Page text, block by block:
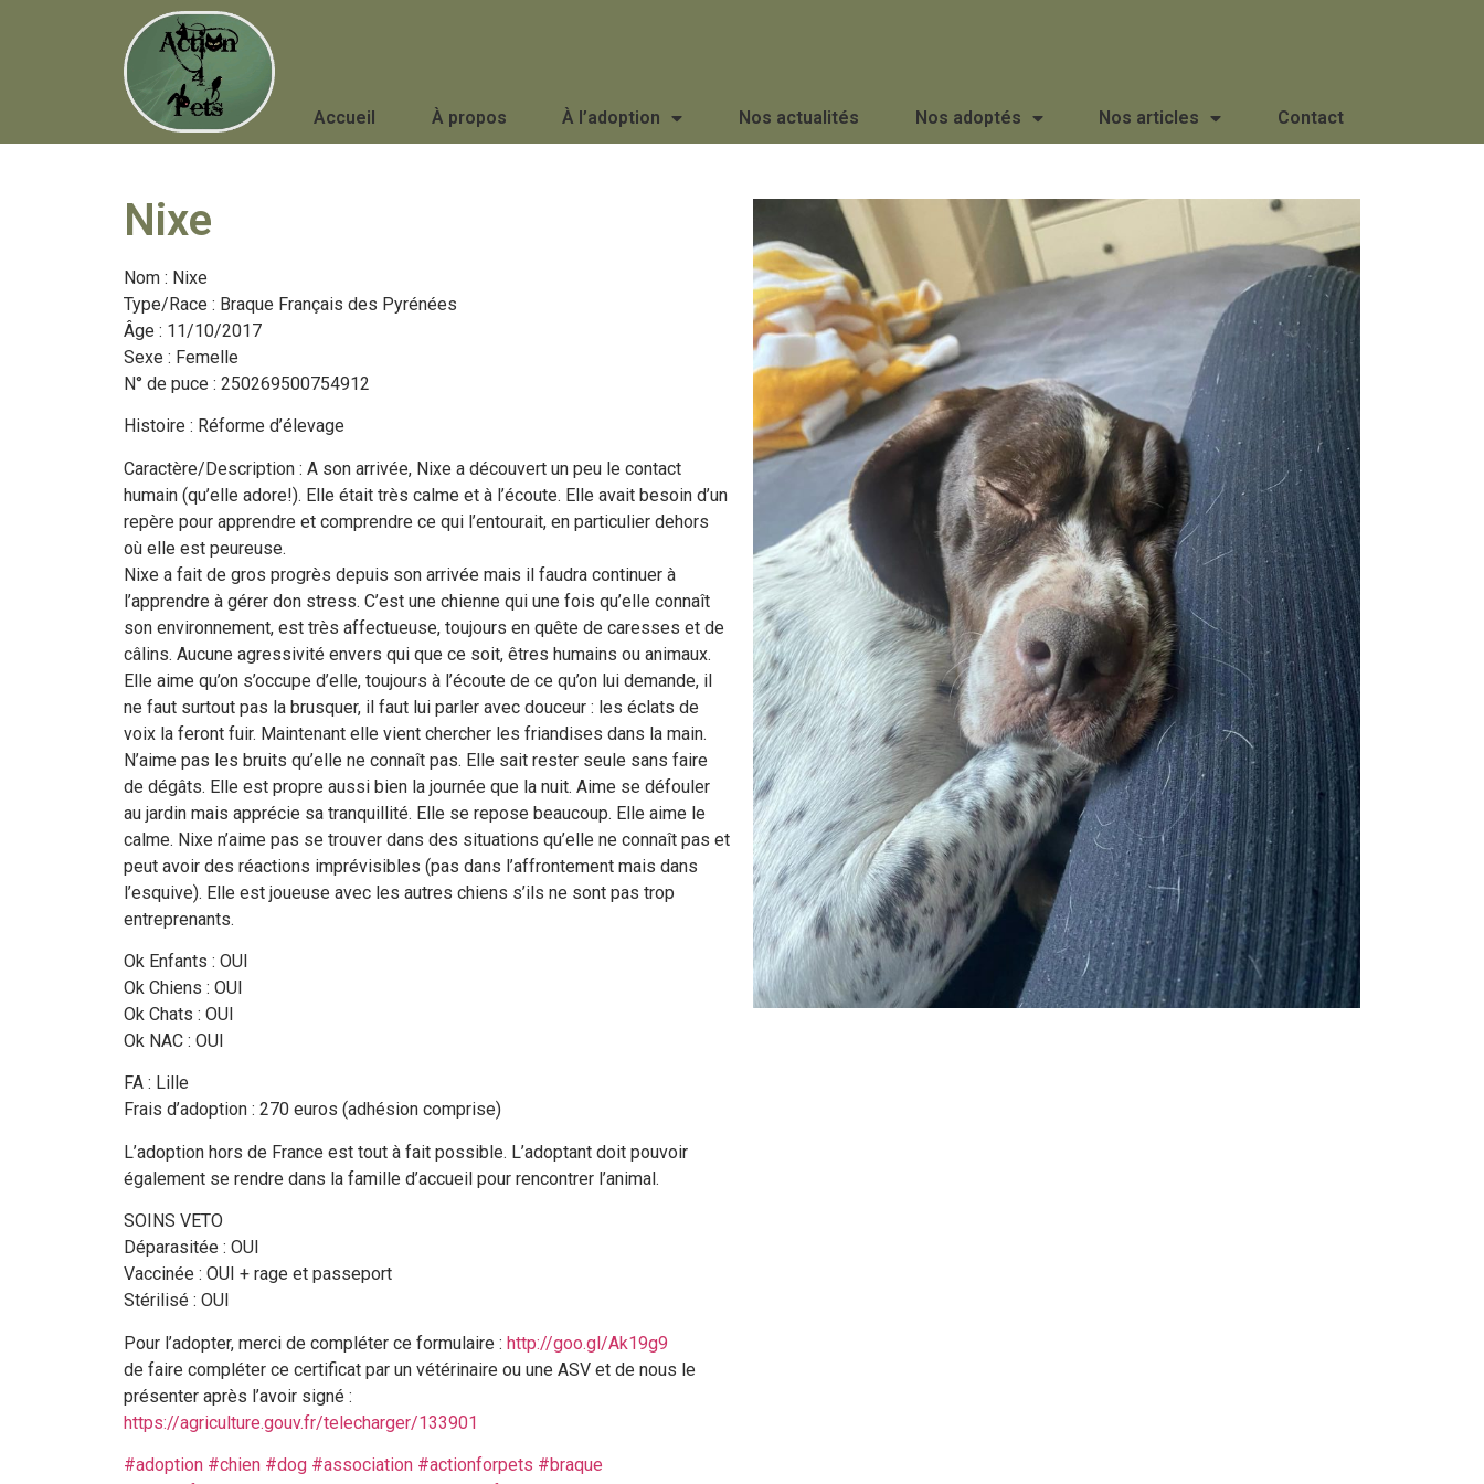
Accueil À propos À l’adoption Nos actualités Nos adoptés Nos articles Contact
Nixe
Nom : Nixe
Type/Race : Braque Français des Pyrénées
Âge : 11/10/2017
Sexe : Femelle
N° de puce : 250269500754912
Histoire : Réforme d’élevage
Caractère/Description : A son arrivée, Nixe a découvert un peu le contact
humain (qu’elle adore!). Elle était très calme et à l’écoute. Elle avait besoin d’un
repère pour apprendre et comprendre ce qui l’entourait, en particulier dehors
où elle est peureuse.
Nixe a fait de gros progrès depuis son arrivée mais il faudra continuer à
l’apprendre à gérer don stress. C’est une chienne qui une fois qu’elle connaît
son environnement, est très affectueuse, toujours en quête de caresses et de
câlins. Aucune agressivité envers qui que ce soit, êtres humains ou animaux.
Elle aime qu’on s’occupe d’elle, toujours à l’écoute de ce qu’on lui demande, il
ne faut surtout pas la brusquer, il faut lui parler avec douceur : les éclats de
voix la feront fuir. Maintenant elle vient chercher les friandises dans la main.
N’aime pas les bruits qu’elle ne connaît pas. Elle sait rester seule sans faire
de dégâts. Elle est propre aussi bien la journée que la nuit. Aime se défouler
au jardin mais apprécie sa tranquillité. Elle se repose beaucoup. Elle aime le
calme. Nixe n’aime pas se trouver dans des situations qu’elle ne connaît pas et
peut avoir des réactions imprévisibles (pas dans l’affrontement mais dans
l’esquive). Elle est joueuse avec les autres chiens s’ils ne sont pas trop
entreprenants.
Ok Enfants : OUI
Ok Chiens : OUI
Ok Chats : OUI
Ok NAC : OUI
FA : Lille
Frais d’adoption : 270 euros (adhésion comprise)
L’adoption hors de France est tout à fait possible. L’adoptant doit pouvoir
également se rendre dans la famille d’accueil pour rencontrer l’animal.
SOINS VETO
Déparasitée : OUI
Vaccinée : OUI + rage et passeport
Stérilisé : OUI
Pour l’adopter, merci de compléter ce formulaire : http://goo.gl/Ak19g9
de faire compléter ce certificat par un vétérinaire ou une ASV et de nous le
présenter après l’avoir signé :
https://agriculture.gouv.fr/telecharger/133901
#adoption #chien #dog #association #actionforpets #braque